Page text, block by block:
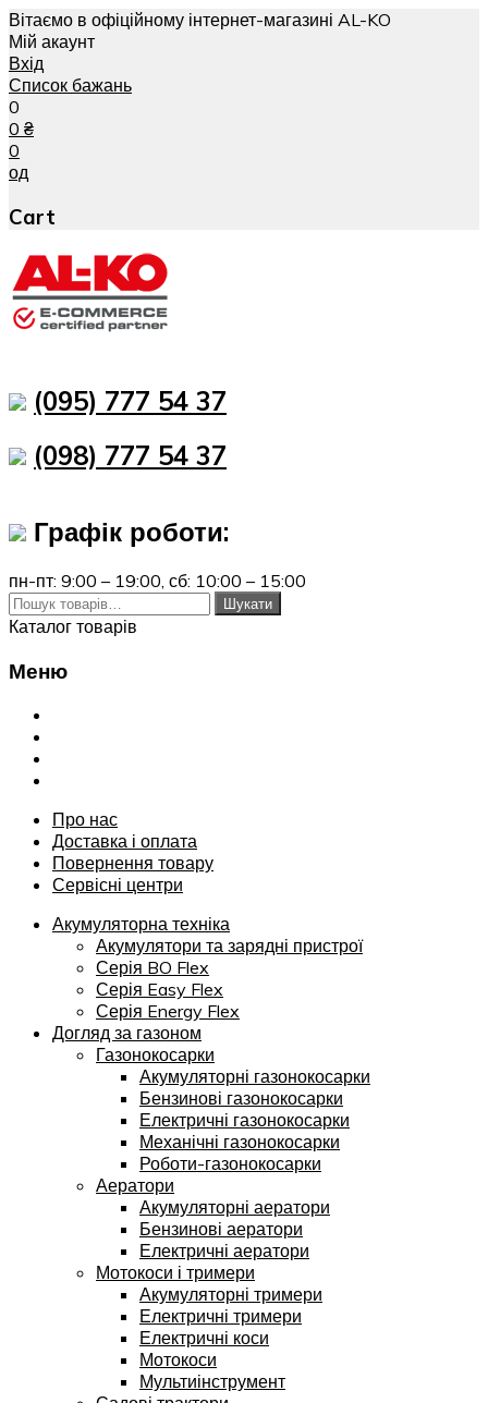
Вітаємо в офіційному інтернет-магазині AL-KO
Мій акаунт
Вхід
Список бажань
0
0 ₴
0
од
Cart
(095) 777 54 37
(098) 777 54 37
Графік роботи:
пн-пт: 9:00 – 19:00, сб: 10:00 – 15:00
Шукати:
Шукати
Каталог товарів
Меню
Переглянути
Про нас
Доставка і оплата
Повернення товару
Сервісні центри
Акумуляторна техніка
Акумулятори та зарядні пристрої
Серія BO Flex
Серія Easy Flex
Серія Energy Flex
Догляд за газоном
Газонокосарки
Акумуляторні газонокосарки
Бензинові газонокосарки
Електричні газонокосарки
Механічні газонокосарки
Роботи-газонокосарки
Аератори
Акумуляторні аератори
Бензинові аератори
Електричні аератори
Мотокоси і тримери
Акумуляторні тримери
Електричні тримери
Електричні коси
Мотокоси
Мультиінструмент